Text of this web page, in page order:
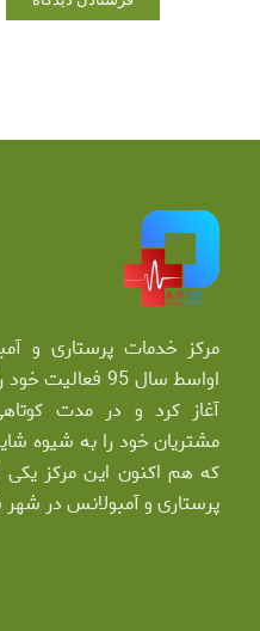
مرکز خدمات پرستاری و
اواسط سال 95
آغاز کرد و در مدت
مشتریان خود را به شیوه
که هم اکنون این مرکز یکی
پرستاری و آمبولانس در